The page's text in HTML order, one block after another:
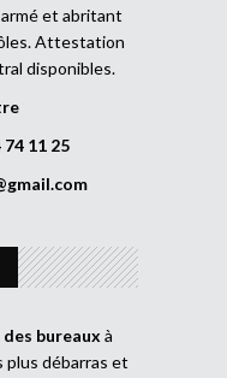
et abritant
Attestation
disponibles.
74 11 25
des bureaux à
plus débarras et